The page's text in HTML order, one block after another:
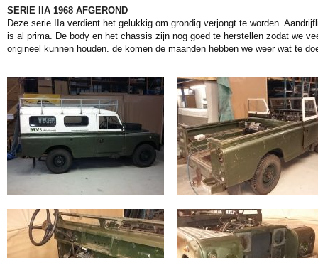
SERIE IIA 1968 AFGEROND
Deze serie IIa verdient het gelukkig om grondig verjongt te worden.
is al prima. De body en het chassis zijn nog goed te herstellen zodat we
origineel kunnen houden. de komen de maanden hebben we weer wat te